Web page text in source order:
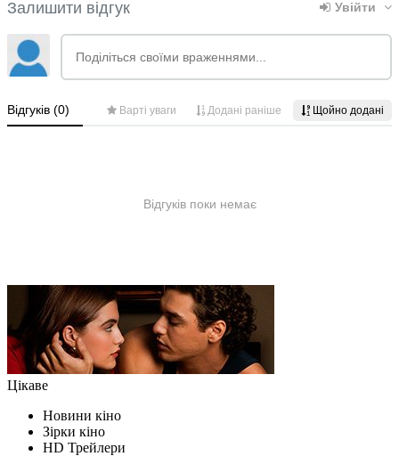
Цікаве
Новини кіно
Зірки кіно
HD Трейлери